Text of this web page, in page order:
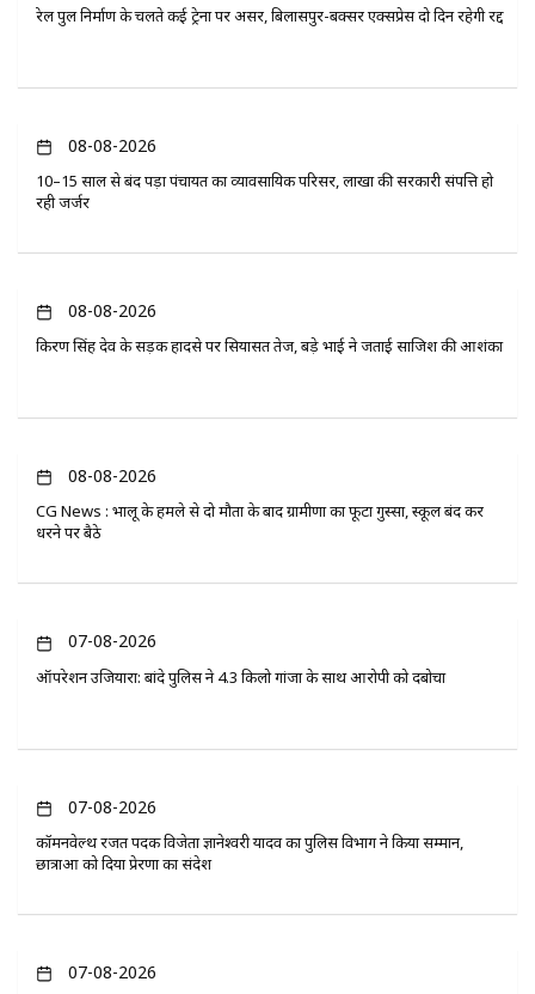
रेल पुल निर्माण के चलते कई ट्रेनों पर असर, बिलासपुर-बक्सर एक्सप्रेस दो दिन रहेगी रद्द
08-08-2026
10–15 साल से बंद पड़ा पंचायत का व्यावसायिक परिसर, लाखों की सरकारी संपत्ति हो
रही जर्जर
08-08-2026
किरण सिंह देव के सड़क हादसे पर सियासत तेज, बड़े भाई ने जताई साजिश की आशंका
08-08-2026
CG News : भालू के हमले से दो मौतों के बाद ग्रामीणों का फूटा गुस्सा, स्कूल बंद कर
धरने पर बैठे
07-08-2026
ऑपरेशन उजियारा: बांदे पुलिस ने 4.3 किलो गांजा के साथ आरोपी को दबोचा
07-08-2026
कॉमनवेल्थ रजत पदक विजेता ज्ञानेश्वरी यादव का पुलिस विभाग ने किया सम्मान,
छात्राओं को दिया प्रेरणा का संदेश
07-08-2026